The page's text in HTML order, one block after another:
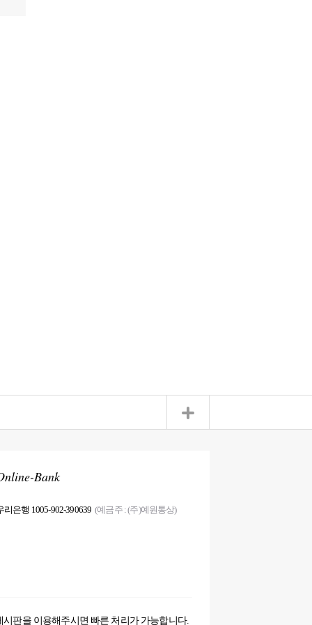
Bank
리은행 1005-902-390639 (예금주 : (주)예원통상)
판을 이용해주시면 빠른 처리가 가능합니다.